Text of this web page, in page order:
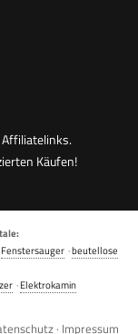
Käufen!
Fenstersauger ·beutellose
·Elektrokamin
· Impressum